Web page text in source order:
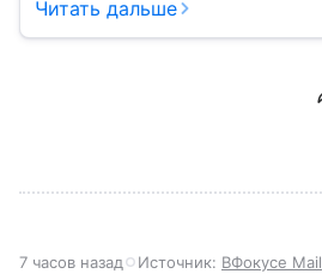
уже сегодня.
Читать дальше
7 часов назад Источник: ВФокусе Mail